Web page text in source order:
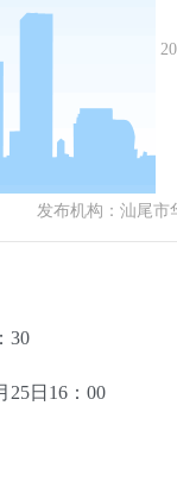
布机构： 汕尾市
30
25日16：00